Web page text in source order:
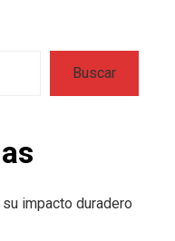
Buscar
impacto duradero